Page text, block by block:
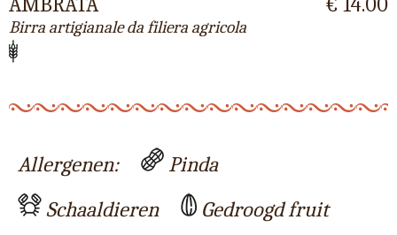
Birra artigianale da filiera agricola
Allergenen:
Pinda
Schaaldieren
Gedroogd fruit